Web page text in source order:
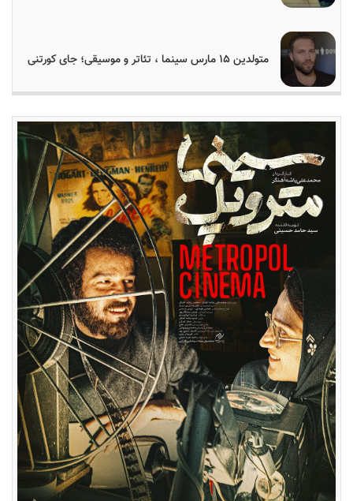
متولدین ۱۵ مارس سینما ، تئاتر و موسیقی؛ جای کورتنی